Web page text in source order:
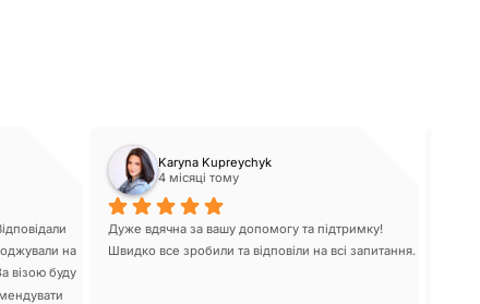
на
візою буду
Karyna Kupreychyk
4 місяці тому
Дуже вдячна за вашу допомогу та підтримку!
Швидко все зробили та відповіли на всі запитання.